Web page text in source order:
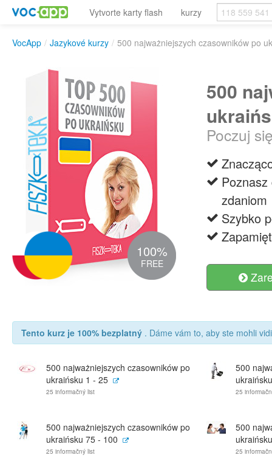
Vytvorte karty flash kurzy
VocApp / Jazykové kurzy / 500 najważniejszych czasowników po
100%
FREE
500
Poczuj
Poznasz
zdaniom
Szybko
Tento kurz je 100% bezplatný . Dáme vám to, aby ste mohli
500 najważniejszych czasowników po
ukraińsku 1 - 25
25 informačný list
500
25
500 najważniejszych czasowników po
ukraińsku 75 - 100
25 informačný list
500
25